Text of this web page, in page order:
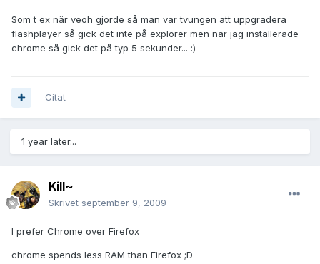
Som t ex när veoh gjorde så man var tvungen att uppgradera
flashplayer så gick det inte på explorer men när jag installerade
chrome så gick det på typ 5 sekunder... :)
Citat
1 year later...
Kill~
Skrivet september 9, 2009
I prefer Chrome over Firefox
chrome spends less RAM than Firefox ;D